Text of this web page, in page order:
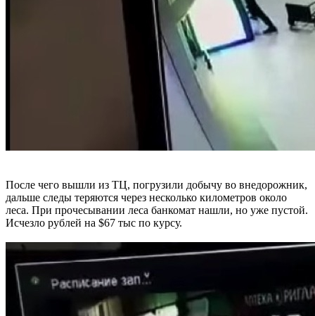
После чего вышли из ТЦ, погрузили добычу во внедорожник,
дальше следы теряются через несколько километров около
леса. При прочесывании леса банкомат нашли, но уже пустой.
Исчезло рублей на $67 тыс по курсу.